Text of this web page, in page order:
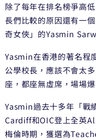
除了每年在排名榜爭高
長們比較的原因還有一
奇女俠」的Yasmin
Yasmin在香港的著名程
公學校長，應該不會太
座，都座無虛席，場場爆
Yasmin過去十多年「戰
Cardiff和OIC登上全英
梅倫時期，獲選為